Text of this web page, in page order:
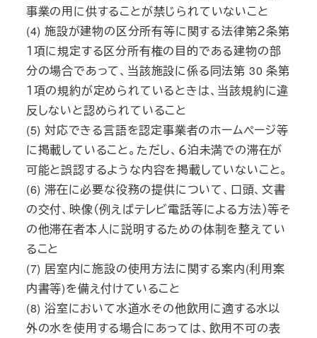
事業の用に供することが禁じられていないこと
(4) 施設が建物の区分所有等に関する法律第２条第
１項に規定する区分所有権の目的である建物の部
分の場合であって、当該施設に係る同法第 30 条第
１項の規約が定められているときは、当該規約に違
反しないと認められていること
(5) 対応できる言語を認定事業者のホームページ等
に掲載していること。ただし、６泊未満での滞在が
可能と誤認するような内容を掲載していないこと。
(6) 滞在に必要な役務の提供について、口頭、文書
の交付、映像（例えばテレビ電話等による方法）等そ
の他滞在者本人に説明するための体制を整えてい
ること
(7) 居室内に施設の使用方法に関する案内(利用案
内書等)を備え付けていること
(8) 浴室において水道水その他飲用に適する水以
外の水を使用する場合にあっては、飲用不可の表